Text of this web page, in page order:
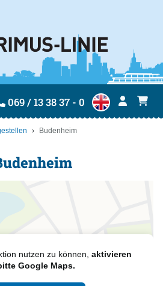
069 / 13 38 37 - 0
Budenheim
nutzen zu können, aktivieren
Google Maps.